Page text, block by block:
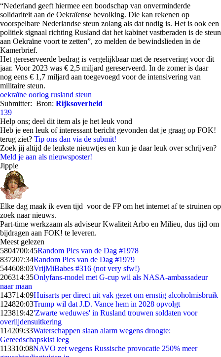
“Nederland geeft hiermee een boodschap van onverminderde
solidariteit aan de Oekraïense bevolking. Die kan rekenen op
voorspelbare Nederlandse steun zolang als dat nodig is. Het is ook een
politiek signaal richting Rusland dat het kabinet vastberaden is de steun
aan Oekraïne voort te zetten”, zo melden de bewindslieden in de
Kamerbrief.
Het gereserveerde bedrag is vergelijkbaar met de reservering voor dit
jaar. Voor 2023 was € 2,5 miljard gereserveerd. In de zomer is daar
nog eens € 1,7 miljard aan toegevoegd voor de intensivering van
militaire steun.
oekraïne oorlog rusland steun
Submitter: Bron: Rijksoverheid
139
Help ons; deel dit item als je het leuk vond
Heb je een leuk of interessant bericht gevonden dat je graag op FOK!
terug ziet? Tip ons dan via de submit!
Zoek jij altijd de leukste nieuwtjes en kun je daar leuk over schrijven?
Meld je aan als nieuwsposter!
Jippie
Elke dag maak ik even tijd voor de FP om het internet af te struinen op
zoek naar nieuws.
Part-time werkzaam als adviseur Kwaliteit Arbo en Milieu, dus tijd om
bijdragen aan FOK! te leveren.
Meest gelezen
5804700:45Random Pics van de Dag #1978
837207:34Random Pics van de Dag #1979
544608:03VrijMiBabes #316 (not very sfw!)
206314:35Onlyfans-model met G-cup wil als NASA-ambassadeur
naar maan
143714:09Huisarts per direct uit vak gezet om ernstig alcoholmisbruik
124820:03Trump wil dat J.D. Vance hem in 2028 opvolgt
123819:42'Zwarte weduwes' in Rusland trouwen soldaten voor
overlijdensuitkering
114209:33Waterschappen slaan alarm wegens droogte:
Gereedschapskist leeg
113310:08NAVO zet wegens Russische provocatie 250% meer